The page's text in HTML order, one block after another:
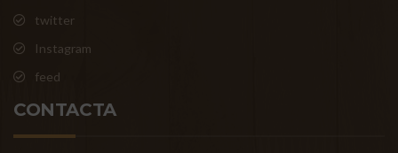
twitter
Instagram
feed
CONTACTA